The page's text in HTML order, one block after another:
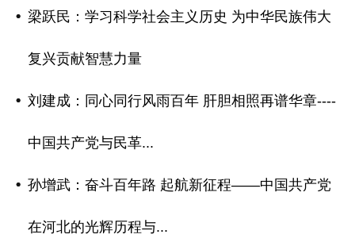
梁跃民：学习科学社会主义历史 为中华民族伟大
复兴贡献智慧力量
刘建成：同心同行风雨百年 肝胆相照再谱华章----
中国共产党与民革...
孙增武：奋斗百年路 起航新征程——中国共产党
在河北的光辉历程与...